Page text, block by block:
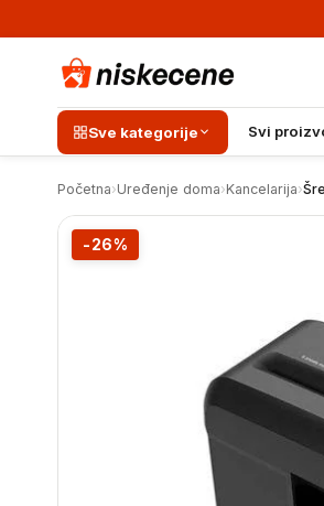
Sve kategorije Svi
Početna›Uređenje doma›Kancelarija›
-26%
Šreder za papir i dokumenta